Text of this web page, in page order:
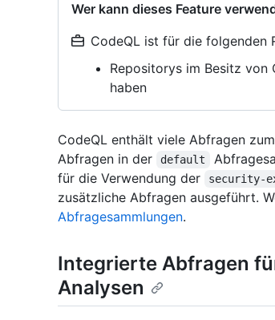
Wer kann dieses Feature
CodeQL ist für die folgenden
Repositorys im Besitz von
haben
CodeQL enthält viele Abfragen
Abfragen in der
default
für die Verwendung der
security-
zusätzliche Abfragen ausgeführt.
Abfragesammlungen.
Integrierte Abfragen
Analysen